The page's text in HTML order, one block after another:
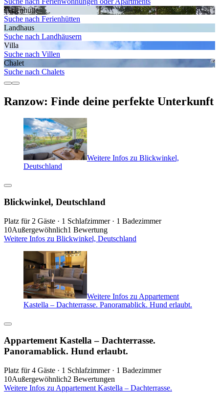
Ferienhütte
Suche nach Ferienhütten
Landhaus
Suche nach Landhäusern
Villa
Suche nach Villen
Chalet
Suche nach Chalets
Ranzow: Finde deine perfekte Unterkunft
Weitere Infos zu Blickwinkel,
Deutschland
Blickwinkel, Deutschland
Platz für 2 Gäste · 1 Schlafzimmer · 1 Badezimmer
10Außergewöhnlich1 Bewertung
Weitere Infos zu Blickwinkel, Deutschland
Weitere Infos zu Appartement
Kastella – Dachterrasse. Panoramablick. Hund erlaubt.
Appartement Kastella – Dachterrasse.
Panoramablick. Hund erlaubt.
Platz für 4 Gäste · 1 Schlafzimmer · 1 Badezimmer
10Außergewöhnlich2 Bewertungen
Weitere Infos zu Appartement Kastella – Dachterrasse.